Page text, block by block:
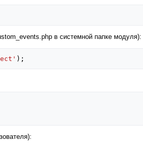
в системной папке модуля):
);